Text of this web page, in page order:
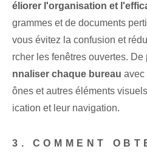
éliorer l'organisation et
grammes et de documents
vous évitez‌ la confusion et
rcher⁤ les fenêtres‌ ouvertes.
nnaliser chaque bureau avec
ônes et autres éléments
ication et leur navigation.
3. COMMENT